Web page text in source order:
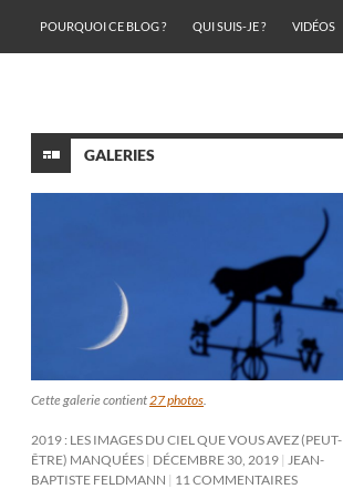
POURQUOI CE BLOG ?
QUI SUIS-JE ? VIDÉOS
GALERIES
Cette galerie contient27 photos.
2019 : LES IMAGES DU CIEL QUE VOUS AVEZ (PEUT-
ÊTRE) MANQUÉES DÉCEMBRE 30, 2019 JEAN-
BAPTISTE FELDMANN
11 COMMENTAIRES